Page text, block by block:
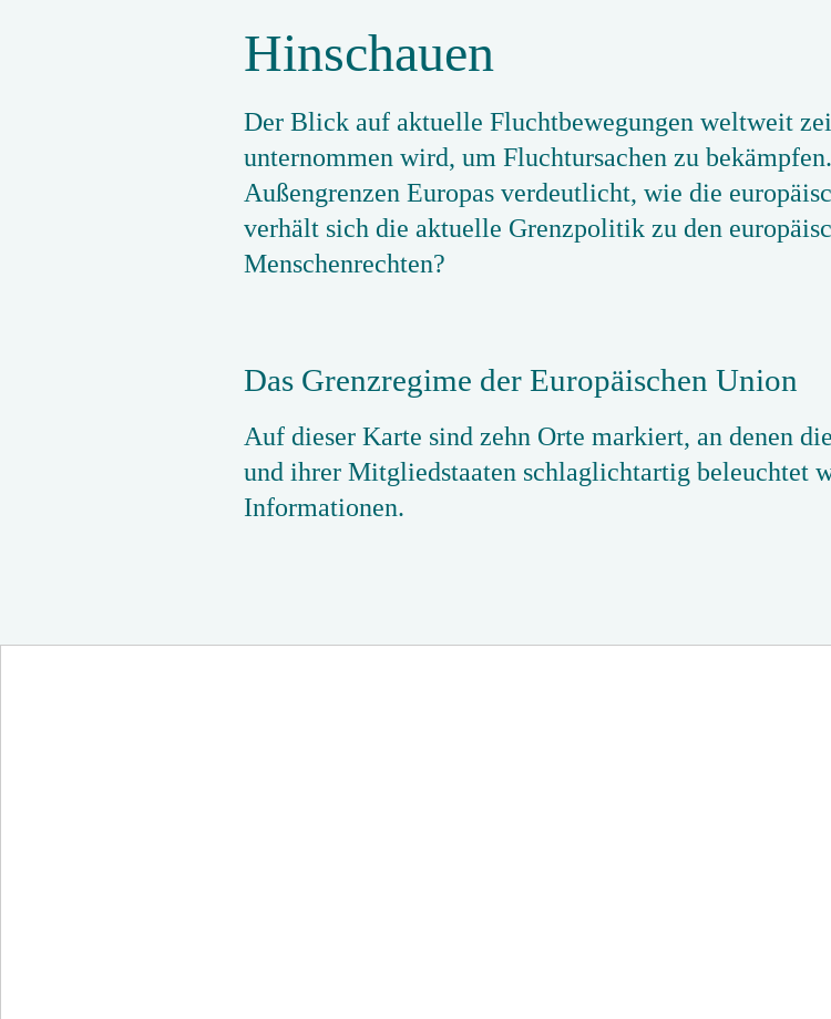
Hinschauen
Der Blick auf aktuelle Fluchtbewegungen weltweit
unternommen wird, um Fluchtursachen zu
Außengrenzen Europas verdeutlicht, wie die
verhält sich die aktuelle Grenzpolitik zu den
Menschenrechten?
Das Grenzregime der Europäischen Union
Auf dieser Karte sind zehn Orte markiert, an denen
und ihrer Mitgliedstaaten schlaglichtartig beleuchtet
Informationen.